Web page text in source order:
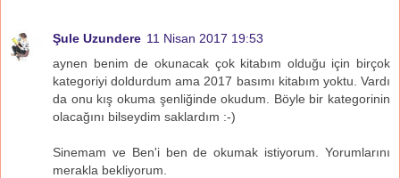
Şule Uzundere 11 Nisan 2017 19:53
aynen benim de okunacak çok kitabım olduğu için birçok
kategoriyi doldurdum ama 2017 basımı kitabım yoktu. Vardı
da onu kış okuma şenliğinde okudum. Böyle bir kategorinin
olacağını bilseydim saklardım :-)
Sinemam ve Ben'i ben de okumak istiyorum. Yorumlarını
merakla bekliyorum.